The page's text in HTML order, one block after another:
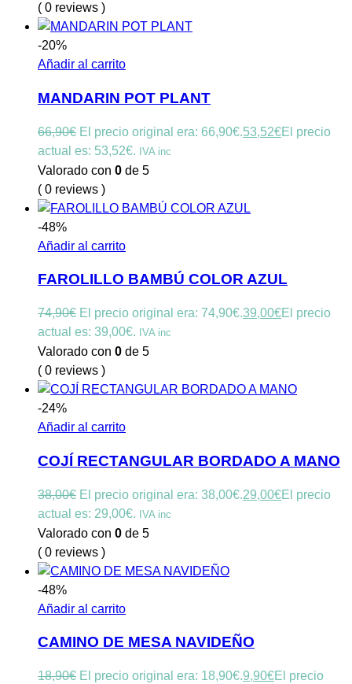
( 0 reviews )
-20%
Añadir al carrito
MANDARIN POT PLANT
66,90€ El precio original era: 66,90€.53,52€El precio
actual es: 53,52€. IVA inc
Valorado con 0 de 5
( 0 reviews )
-48%
Añadir al carrito
FAROLILLO BAMBÚ COLOR AZUL
74,90€ El precio original era: 74,90€.39,00€El precio
actual es: 39,00€. IVA inc
Valorado con 0 de 5
( 0 reviews )
-24%
Añadir al carrito
COJÍ RECTANGULAR BORDADO A MANO
38,00€ El precio original era: 38,00€.29,00€El precio
actual es: 29,00€. IVA inc
Valorado con 0 de 5
( 0 reviews )
-48%
Añadir al carrito
CAMINO DE MESA NAVIDEÑO
18,90€ El precio original era: 18,90€.9,90€El precio